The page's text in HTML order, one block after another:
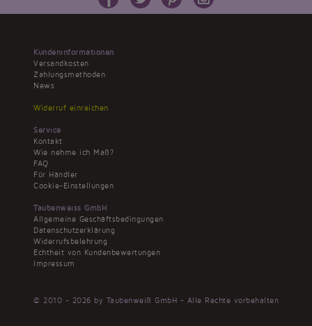
Kundeninformationen
Versandkosten
Zahlungsmethoden
News
Widerruf einreichen
Service
Kontakt
Wie nehme ich Maß?
FAQ
Für Händler
Cookie-Einstellungen
Taubenweiss GmbH
Allgemeine Geschäftsbedingungen
Datenschutzerklärung
Widerrufsbelehrung
Echtheit von Kundenbewertungen
Impressum
© 2010 - 2026 by Taubenweiß GmbH - Alle Rechte vorbehalten